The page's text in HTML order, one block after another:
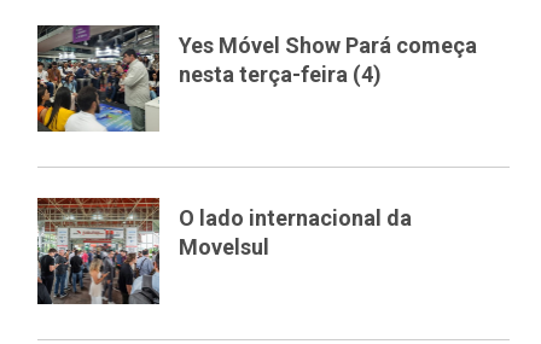
Yes Móvel Show Pará começa
nesta terça-feira (4)
O lado internacional da
Movelsul